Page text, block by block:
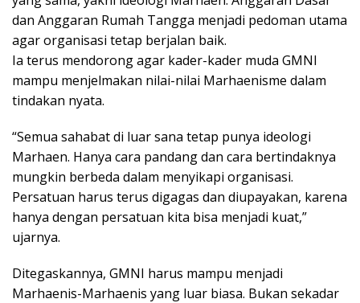
dan Anggaran Rumah Tangga menjadi pedoman utama
agar organisasi tetap berjalan baik.
Ia terus mendorong agar kader-kader muda GMNI
mampu menjelmakan nilai-nilai Marhaenisme dalam
tindakan nyata.
“Semua sahabat di luar sana tetap punya ideologi
Marhaen. Hanya cara pandang dan cara bertindaknya
mungkin berbeda dalam menyikapi organisasi.
Persatuan harus terus digagas dan diupayakan, karena
hanya dengan persatuan kita bisa menjadi kuat,”
ujarnya.
Ditegaskannya, GMNI harus mampu menjadi
Marhaenis-Marhaenis yang luar biasa. Bukan sekadar